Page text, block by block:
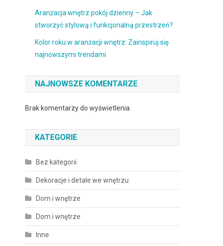
Aranżacja wnętrz pokój dzienny – Jak
stworzyć stylową i funkcjonalną przestrzeń?
Kolor roku w aranżacji wnętrz: Zainspiruj się
najnowszymi trendami
NAJNOWSZE KOMENTARZE
Brak komentarzy do wyświetlenia.
KATEGORIE
Bez kategorii
Dekoracje i detale we wnętrzu
Dom i wnętrze
Dom i wnętrze
Inne